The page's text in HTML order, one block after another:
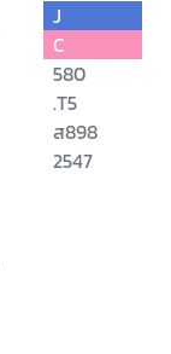
J
C
580
.T5
ส898
2547